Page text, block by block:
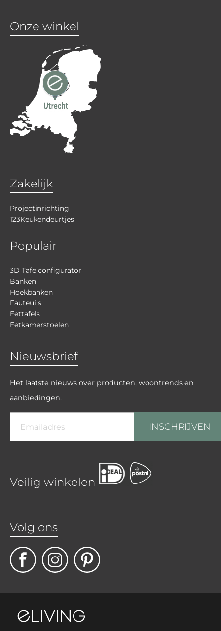
Onze winkel
Zakelijk
Projectinrichting
123Keukendeurtjes
Populair
3D Tafelconfigurator
Banken
Hoekbanken
Fauteuils
Eettafels
Eetkamerstoelen
Nieuwsbrief
Het laatste nieuws over producten, woontrends en
aanbiedingen.
INSCHRIJVEN
Veilig winkelen
Volg ons